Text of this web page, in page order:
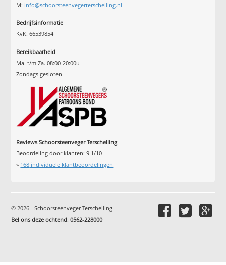
M: info@schoorsteenvegerterschelling.nl
Bedrijfsinformatie
KvK: 66539854
Bereikbaarheid
Ma. t/m Za. 08:00-20:00u
Zondags gesloten
Reviews Schoorsteenveger Terschelling
Beoordeling door klanten:9.1/10
» 168 individuele klantbeoordelingen
© 2026 - Schoorsteenveger Terschelling
Bel ons deze ochtend:0562-228000